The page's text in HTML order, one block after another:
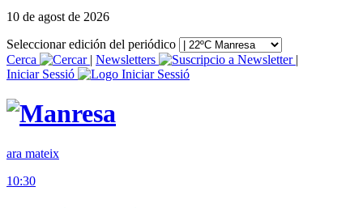
10 de agost de 2026
Seleccionar edición del periódico
Cerca
| Newsletters
|
Iniciar Sessió
ara mateix
10:30